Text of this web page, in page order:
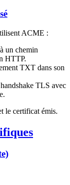
ACME :
un chemin
HTTP.
TXT dans son
TLS avec
le certificat émis.